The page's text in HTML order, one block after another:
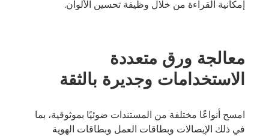
إمكانية القراءة من خلال وظيفة تحسين الألوان.
معالجة ورق متعددة
الاستخدامات وجديرة بالثقة
امسح أنواعًا مختلفة من المستندات ضوئيًا بموثوقية، بما
في ذلك الإيصالات وبطاقات العمل وبطاقات الهوية